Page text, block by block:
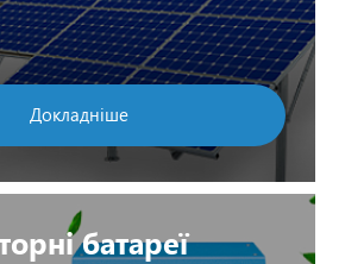
Докладніше
батареї